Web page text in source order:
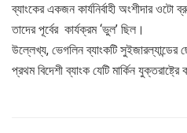
ব্যাংকের একজন কার্যনির্বাহী অংশীদার ওটো
তাদের পূর্বের কার্যক্রম ‘ভুল’ ছিল।
উল্লেখ্য, ভেগলিন ব্যাংকটি
প্রথম বিদেশী ব্যাংক যেটি মার্কিন